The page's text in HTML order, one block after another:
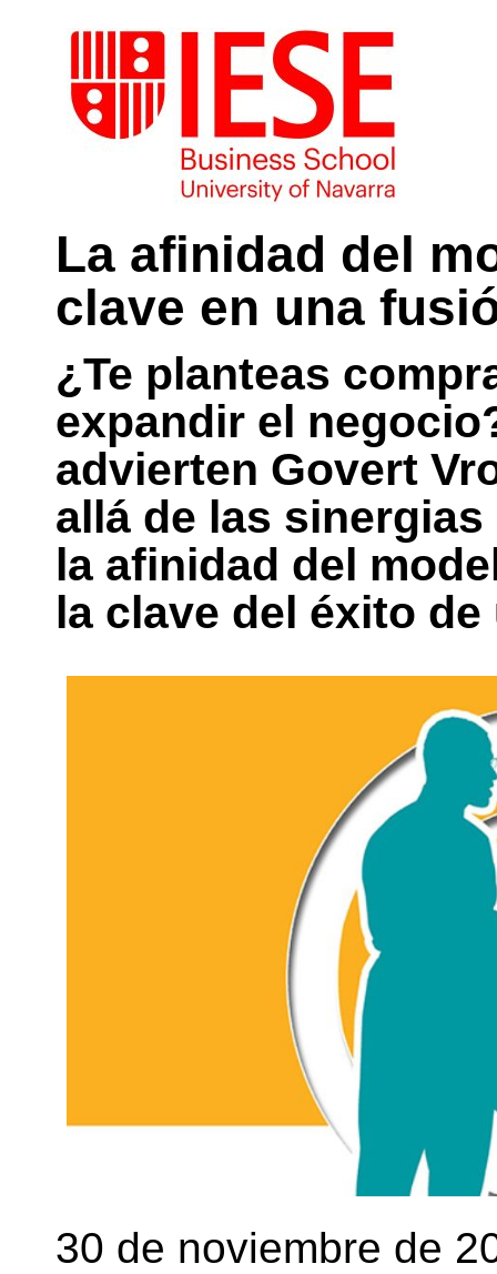
La afinidad del
clave en una
¿Te planteas
expandir el
advierten Govert
allá de las
la afinidad del
la clave del éxito
30 de noviembre de